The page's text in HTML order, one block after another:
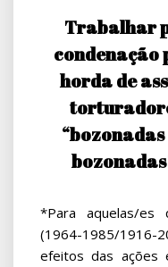
Trabalhar
condenação
horda de
“bozonadas
*Para aquelas/
(1964-1985/
efeitos das ações